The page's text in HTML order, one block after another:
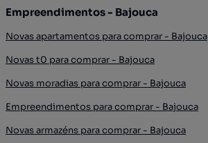
Empreendimentos - Bajouca
Novas apartamentos para comprar - Bajouca
Novas t0 para comprar - Bajouca
Novas moradias para comprar - Bajouca
Empreendimentos para comprar - Bajouca
Novas armazéns para comprar - Bajouca